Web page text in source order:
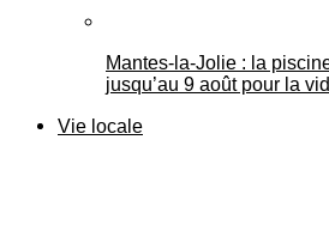
Mantes-la-Jolie : la
jusqu’au 9 août pour la
Vie locale